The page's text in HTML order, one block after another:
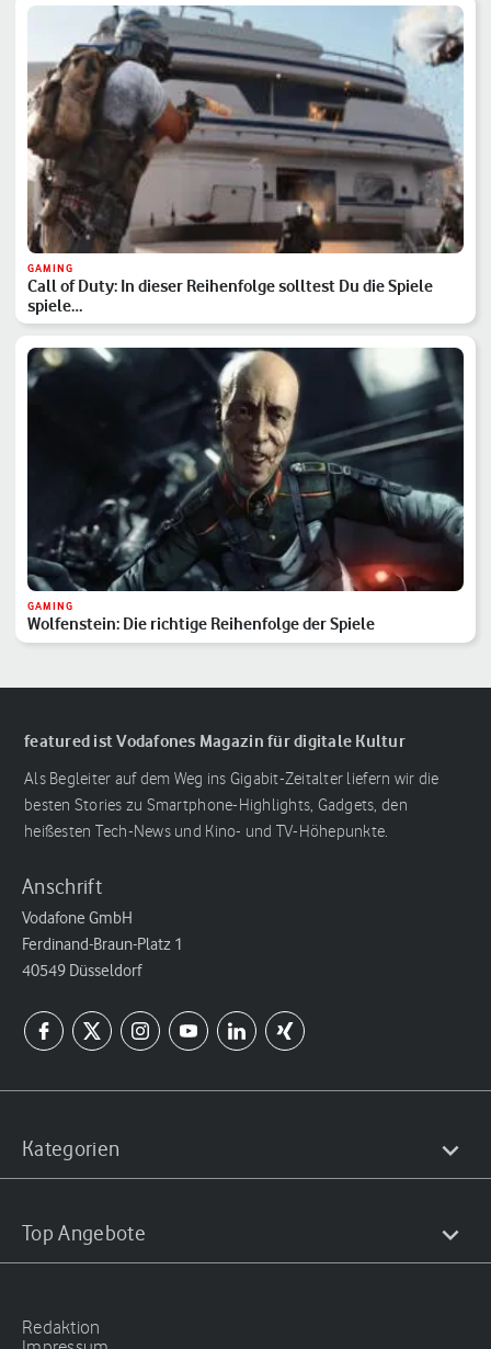
GAMING
Call of Duty: In dieser Reihenfolge solltest Du die Spiele
spiele…
GAMING
Wolfenstein: Die richtige Reihenfolge der Spiele
featured ist Vodafones Magazin für digitale Kultur
Als Begleiter auf dem Weg ins Gigabit-Zeitalter liefern wir die
besten Stories zu Smartphone-Highlights, Gadgets, den
heißesten Tech-News und Kino- und TV-Höhepunkte.
Anschrift
Vodafone GmbH
Ferdinand-Braun-Platz 1
40549 Düsseldorf
Kategorien
Top Angebote
Redaktion